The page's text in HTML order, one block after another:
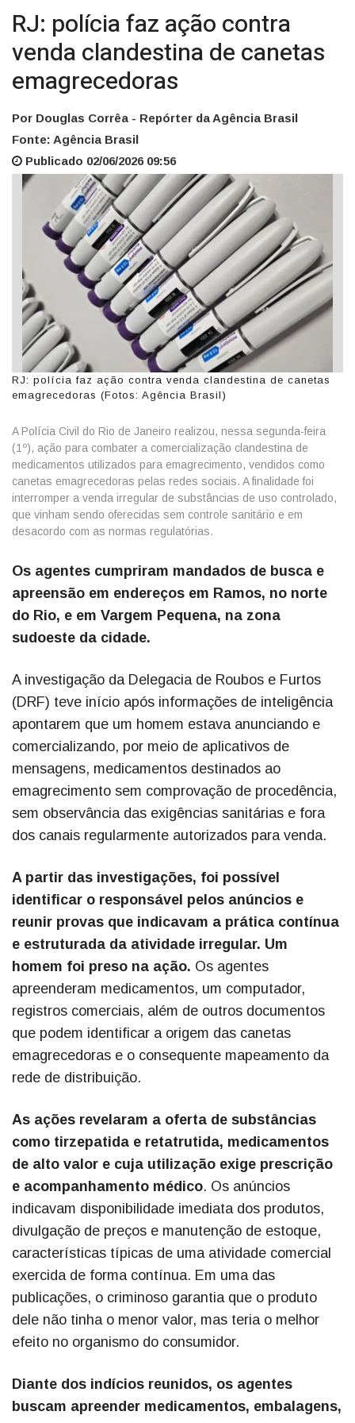
RJ: polícia faz ação contra
venda clandestina de canetas
emagrecedoras
Por Douglas Corrêa - Repórter da Agência Brasil
Fonte: Agência Brasil
Publicado 02/06/2026 09:56
RJ: polícia faz ação contra venda clandestina de canetas
emagrecedoras (Fotos: Agência Brasil)
A Polícia Civil do Rio de Janeiro realizou, nessa segunda-feira
(1º), ação para combater a comercialização clandestina de
medicamentos utilizados para emagrecimento, vendidos como
canetas emagrecedoras pelas redes sociais. A finalidade foi
interromper a venda irregular de substâncias de uso controlado,
que vinham sendo oferecidas sem controle sanitário e em
desacordo com as normas regulatórias.
Os agentes cumpriram mandados de busca e
apreensão em endereços em Ramos, no norte
do Rio, e em Vargem Pequena, na zona
sudoeste da cidade.
A investigação da Delegacia de Roubos e Furtos
(DRF) teve início após informações de inteligência
apontarem que um homem estava anunciando e
comercializando, por meio de aplicativos de
mensagens, medicamentos destinados ao
emagrecimento sem comprovação de procedência,
sem observância das exigências sanitárias e fora
dos canais regularmente autorizados para venda.
A partir das investigações, foi possível
identificar o responsável pelos anúncios e
reunir provas que indicavam a prática contínua
e estruturada da atividade irregular. Um
homem foi preso na ação. Os agentes
apreenderam medicamentos, um computador,
registros comerciais, além de outros documentos
que podem identificar a origem das canetas
emagrecedoras e o consequente mapeamento da
rede de distribuição.
As ações revelaram a oferta de substâncias
como tirzepatida e retatrutida, medicamentos
de alto valor e cuja utilização exige prescrição
e acompanhamento médico. Os anúncios
indicavam disponibilidade imediata dos produtos,
divulgação de preços e manutenção de estoque,
características típicas de uma atividade comercial
exercida de forma contínua. Em uma das
publicações, o criminoso garantia que o produto
dele não tinha o menor valor, mas teria o melhor
efeito no organismo do consumidor.
Diante dos indícios reunidos, os agentes
buscam apreender medicamentos, embalagens,